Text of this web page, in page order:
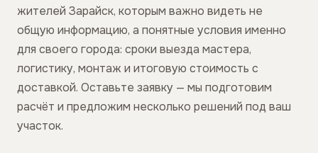
жителей Зарайск, которым важно видеть не
общую информацию, а понятные условия именно
для своего города: сроки выезда мастера,
логистику, монтаж и итоговую стоимость с
доставкой. Оставьте заявку — мы подготовим
расчёт и предложим несколько решений под ваш
участок.